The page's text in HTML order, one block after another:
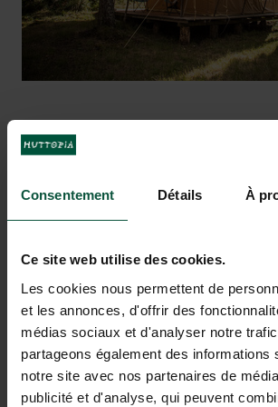
Consentement Détails À
Ce site web utilise des cookies.
Les cookies nous permettent de
et les annonces, d'offrir des
médias sociaux et d'analyser notre
partageons également des informations
notre site avec nos partenaires de
publicité et d'analyse, qui peuvent
fijne fietstocht door het
Landes
Atlantische Oceaan ligt op
km van de
VAKANTIEDROMEN
UIT BIJ LANDES